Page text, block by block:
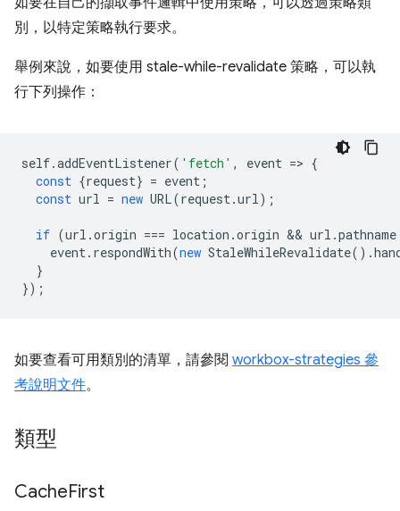
別，以特定策略執行要求。
舉例來說，如要使用 stale-while-revalidate 策略，可以執
行下列操作：
self.addEventListener( 'fetch' , event => {
const {request} = event ;
const url = new URL(request .url );
if (url .origin === location .origin && url .pathname
event . respondWith(new StaleWhileRevalidate().
}
});
如要查看可用類別的清單，請參閱 workbox-strategies 參
考說明文件。
類型
CacheFirst